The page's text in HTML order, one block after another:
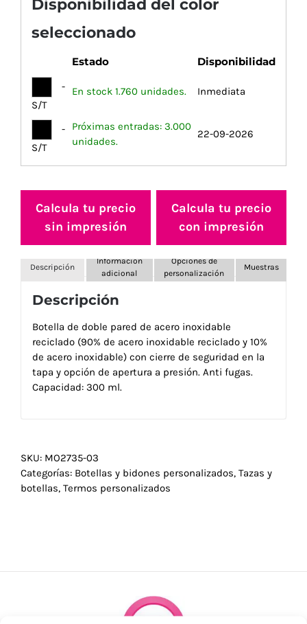
Disponibilidad del color
seleccionado
Estado Disponibilidad
-
S/T
En stock 1.760 unidades. Inmediata
-
S/T
Próximas entradas: 3.000
unidades.
22-09-2026
Calcula tu precio
sin impresión
Calcula tu precio
con impresión
Descripción
Información
adicional
Opciones de
personalización
Muestras
Descripción
Botella de doble pared de acero inoxidable
reciclado (90% de acero inoxidable reciclado y 10%
de acero inoxidable) con cierre de seguridad en la
tapa y opción de apertura a presión. Anti fugas.
Capacidad: 300 ml.
SKU: MO2735-03
Categorías: Botellas y bidones personalizados, Tazas y
botellas, Termos personalizados